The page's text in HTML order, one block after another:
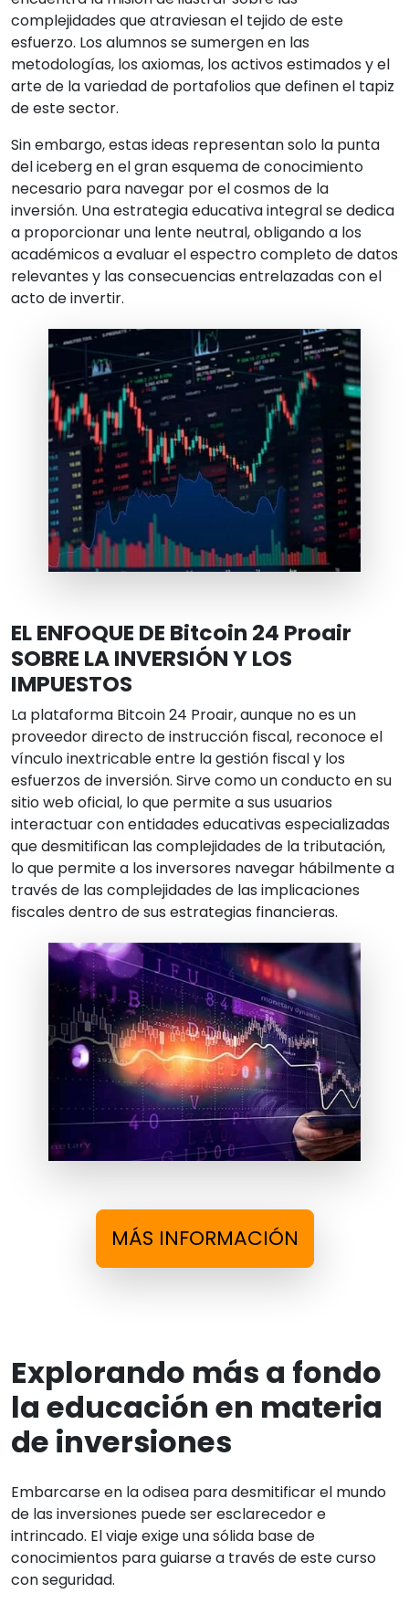
complejidades que atraviesan el tejido de este
esfuerzo. Los alumnos se sumergen en las
metodologías, los axiomas, los activos estimados y el
arte de la variedad de portafolios que definen el tapiz
de este sector.
Sin embargo, estas ideas representan solo la punta
del iceberg en el gran esquema de conocimiento
necesario para navegar por el cosmos de la
inversión. Una estrategia educativa integral se dedica
a proporcionar una lente neutral, obligando a los
académicos a evaluar el espectro completo de datos
relevantes y las consecuencias entrelazadas con el
acto de invertir.
EL ENFOQUE DE Bitcoin 24 Proair
SOBRE LA INVERSIÓN Y LOS
IMPUESTOS
La plataforma Bitcoin 24 Proair, aunque no es un
proveedor directo de instrucción fiscal, reconoce el
vínculo inextricable entre la gestión fiscal y los
esfuerzos de inversión. Sirve como un conducto en su
sitio web oficial, lo que permite a sus usuarios
interactuar con entidades educativas especializadas
que desmitifican las complejidades de la tributación,
lo que permite a los inversores navegar hábilmente a
través de las complejidades de las implicaciones
fiscales dentro de sus estrategias financieras.
MÁS INFORMACIÓN
Explorando más a fondo
la educación en materia
de inversiones
Embarcarse en la odisea para desmitificar el mundo
de las inversiones puede ser esclarecedor e
intrincado. El viaje exige una sólida base de
conocimientos para guiarse a través de este curso
con seguridad.